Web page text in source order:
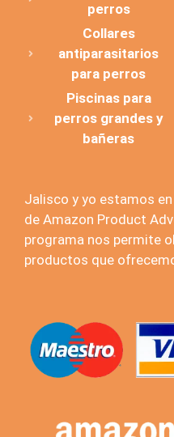
perros
Collares
antiparasitarios
para perros
Piscinas para
perros grandes y
bañeras
Jalisco y yo estamos
de Amazon Product
programa nos permite
productos que